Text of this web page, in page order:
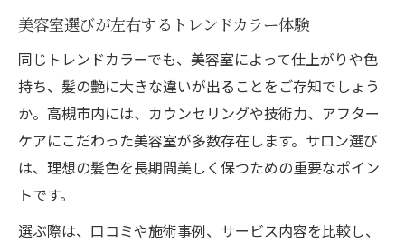
美容室選びが左右するトレンドカラー体験
同じトレンドカラーでも、美容室によって仕上がりや色
持ち、髪の艶に大きな違いが出ることをご存知でしょう
か。高槻市内には、カウンセリングや技術力、アフター
ケアにこだわった美容室が多数存在します。サロン選び
は、理想の髪色を長期間美しく保つための重要なポイン
トです。
選ぶ際は、口コミや施術事例、サービス内容を比較し、